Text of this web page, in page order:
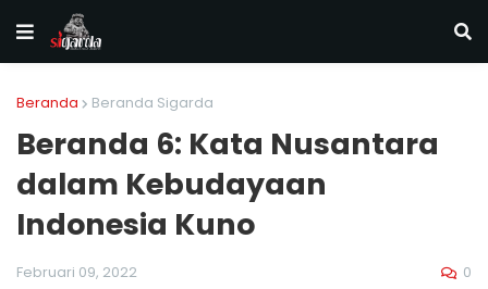
Beranda Beranda Sigarda
Beranda 6: Kata Nusantara
dalam Kebudayaan
Indonesia Kuno
Februari 09, 2022 0